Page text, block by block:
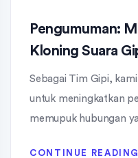
Pengumuman:
Kloning Suara
Sebagai Tim Gipi,
untuk meningkatkan
memupuk hubungan
CONTINUE READING